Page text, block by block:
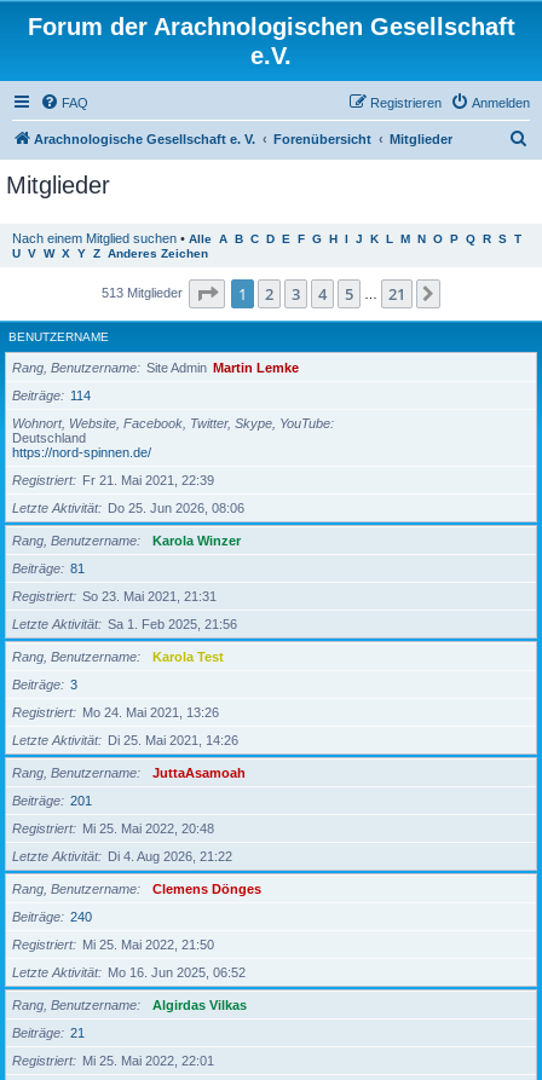
Forum der Arachnologischen Gesellschaft
e.V.
FAQ Anmelden
Registrieren
Arachnologische Gesellschaft e. V. Forenübersicht Mitglieder
Mitglieder
Nach einem Mitglied suchen • Alle A B C D E F G H I J K L M N O P Q R S T
U V W X Y Z Anderes Zeichen
513 Mitglieder Seite 1von 21
1 2 3 4 5 21
BENUTZERNAME
Rang, Benutzername Site Admin Martin Lemke
Beiträge
114
Wohnort, Website, Facebook, Twitter, Skype, YouTube
Deutschland
https://nord-spinnen.de/
Registriert
Fr 21. Mai 2021, 22:39
Letzte Aktivität
Do 25. Jun 2026, 08:06
Rang, Benutzername
Karola Winzer
Beiträge
81
Registriert
So 23. Mai 2021, 21:31
Letzte Aktivität
Sa 1. Feb 2025, 21:56
Rang, Benutzername
Karola Test
Beiträge
3
Registriert
Mo 24. Mai 2021, 13:26
Letzte Aktivität
Di 25. Mai 2021, 14:26
Rang, Benutzername
JuttaAsamoah
Beiträge
201
Registriert
Mi 25. Mai 2022, 20:48
Letzte Aktivität
Di 4. Aug 2026, 21:22
Rang, Benutzername
Clemens Dönges
Beiträge
240
Registriert
Mi 25. Mai 2022, 21:50
Letzte Aktivität
Mo 16. Jun 2025, 06:52
Rang, Benutzername
Algirdas Vilkas
Beiträge
21
Registriert
Mi 25. Mai 2022, 22:01